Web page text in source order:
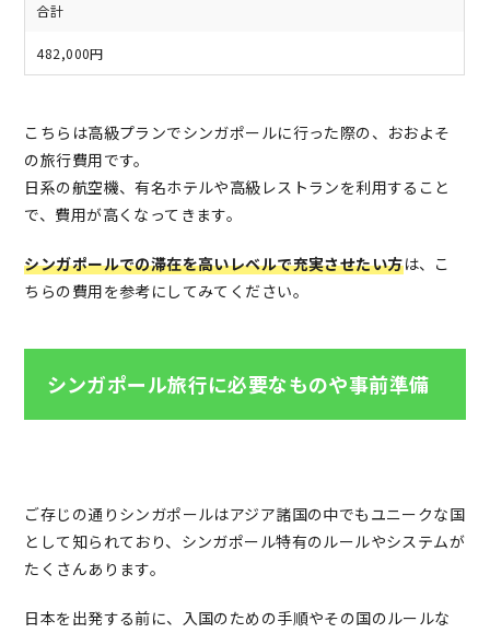
合計
482,000円
こちらは高級プランでシンガポールに行った際の、おおよそ
の旅行費用です。
日系の航空機、有名ホテルや高級レストランを利用すること
で、費用が高くなってきます。
シンガポールでの滞在を高いレベルで充実させたい方は、こ
ちらの費用を参考にしてみてください。
シンガポール旅行に必要なものや事前準備
ご存じの通りシンガポールはアジア諸国の中でもユニークな国
として知られており、シンガポール特有のルールやシステムが
たくさんあります。
日本を出発する前に、入国のための手順やその国のルールな